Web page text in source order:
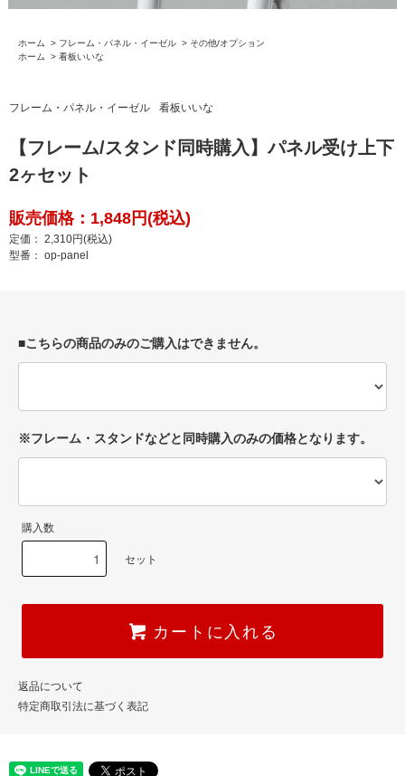
ホーム > フレーム・パネル・イーゼル > その他/オプション
ホーム
> 看板いいな
フレーム・パネル・イーゼル 看板いいな
【フレーム/スタンド同時購入】パネル受け上下
2ヶセット
販売価格：1,848円(税込)
定価： 2,310円(税込)
型番： op-panel
■こちらの商品のみのご購入はできません。
※フレーム・スタンドなどと同時購入のみの価格となります。
購入数
セット
カートに入れる
返品について
特定商取引法に基づく表記